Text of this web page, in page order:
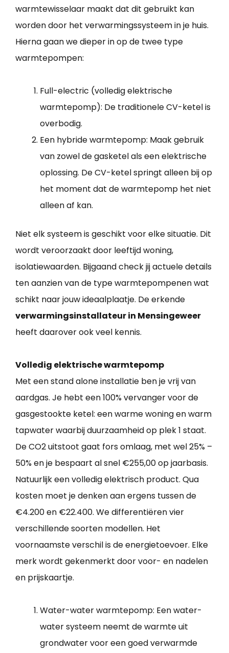
warmtewisselaar maakt dat dit gebruikt kan
worden door het verwarmingssysteem in je huis.
Hierna gaan we dieper in op de twee type
warmtepompen:
Full-electric (volledig elektrische
warmtepomp): De traditionele CV-ketel is
overbodig.
Een hybride warmtepomp: Maak gebruik
van zowel de gasketel als een elektrische
oplossing. De CV-ketel springt alleen bij op
het moment dat de warmtepomp het niet
alleen af kan.
Niet elk systeem is geschikt voor elke situatie. Dit
wordt veroorzaakt door leeftijd woning,
isolatiewaarden. Bijgaand check jij actuele details
ten aanzien van de type warmtepompenen wat
schikt naar jouw ideaalplaatje. De erkende
verwarmingsinstallateur in Mensingeweer
heeft daarover ook veel kennis.
Volledig elektrische warmtepomp
Met een stand alone installatie ben je vrij van
aardgas. Je hebt een 100% vervanger voor de
gasgestookte ketel: een warme woning en warm
tapwater waarbij duurzaamheid op plek 1 staat.
De CO2 uitstoot gaat fors omlaag, met wel 25% –
50% en je bespaart al snel €255,00 op jaarbasis.
Natuurlijk een volledig elektrisch product. Qua
kosten moet je denken aan ergens tussen de
€4.200 en €22.400. We differentiëren vier
verschillende soorten modellen. Het
voornaamste verschil is de energietoevoer. Elke
merk wordt gekenmerkt door voor- en nadelen
en prijskaartje.
Water-water warmtepomp: Een water-
water systeem neemt de warmte uit
grondwater voor een goed verwarmde